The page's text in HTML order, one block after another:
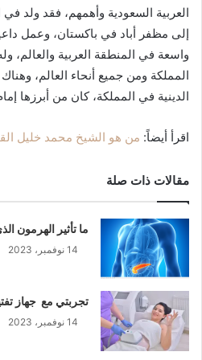
العربية السعودية وأهمهم، فقد ولد في
إلى مظفر أباد في باكستان، وعمل
واسعة في المنطقة العربية والعالم،
المملكة ومن جميع أنحاء العالم،
الدينية في المملكة، كان من أبرزها
اقرأ أيضاً: من هو الشيخ محمد خليل
مقالات ذات صلة
ما تأثير الهرمون
14 نوفمبر، 2023
تجربتي مع جهاز
14 نوفمبر، 2023